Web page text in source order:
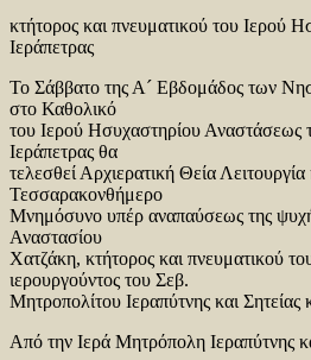
κτήτορος και πνευματικού του Ιερού
Ιεράπετρας
Το Σάββατο της Α´ Εβδομάδος των
στο Καθολικό
του Ιερού Ησυχαστηρίου Αναστάσεως
Ιεράπετρας θα
τελεσθεί Αρχιερατική Θεία
Τεσσαρακονθήμερο
Μνημόσυνο υπέρ αναπαύσεως της
Αναστασίου
Χατζάκη, κτήτορος και πνευματικού
ιερουργούντος του Σεβ.
Μητροπολίτου Ιεραπύτνης και
Από την Ιερά Μητρόπολη Ιεραπύτνης